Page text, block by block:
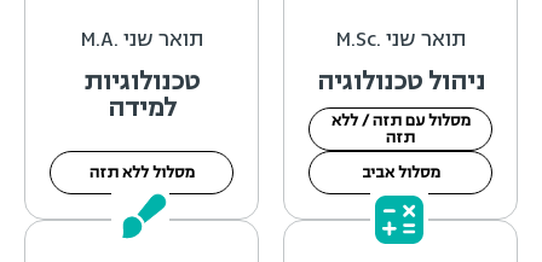
תואר שני .M.Sc
ניהול טכנולוגיה
מסלול עם תזה / ללא
תזה
מסלול אביב
תואר שני .M.A
טכנולוגיות
למידה
מסלול ללא תזה